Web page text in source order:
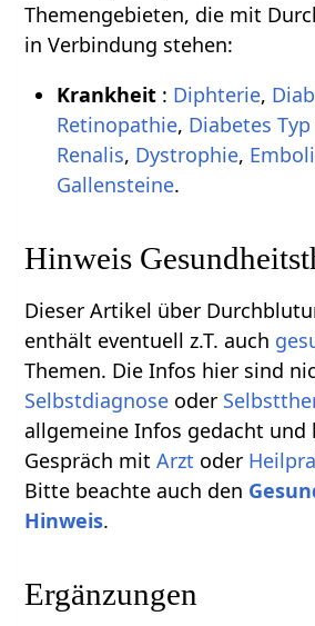
Themengebieten, die mit
in Verbindung stehen:
Krankheit : Diphterie,
Retinopathie, Diabetes Typ
Renalis, Dystrophie,
Gallensteine.
Hinweis
Dieser Artikel über
enthält eventuell z.T. auch
Themen. Die Infos hier sind
Selbstdiagnose oder
allgemeine Infos gedacht und
Gespräch mitArzt oder
Bitte beachte auch den
Hinweis.
Ergänzungen